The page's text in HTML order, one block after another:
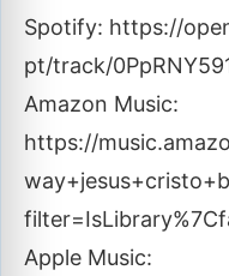
Spotify: https://
pt/track/
Amazon Music:
https://
Apple Music: